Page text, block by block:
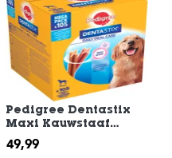
Pedigree Dentastix
Maxi Kauwstaaf
Gebitsverzorgende
Hondensnack 105
49,99